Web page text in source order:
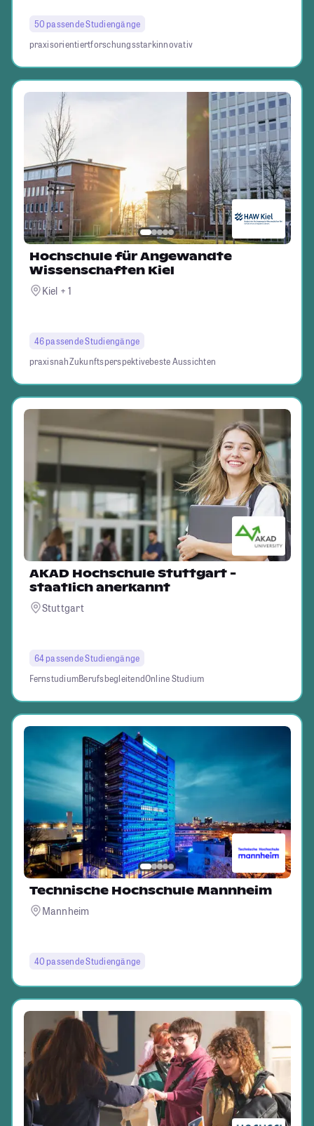
50 passende Studiengänge
praxisorientiertforschungsstarkinnovativ
Hochschule für Angewandte
Wissenschaften Kiel
Kiel + 1
46 passende Studiengänge
praxisnahZukunftsperspektivebeste Aussichten
AKAD Hochschule Stuttgart -
staatlich anerkannt
Stuttgart
64 passende Studiengänge
FernstudiumBerufsbegleitendOnline Studium
Technische Hochschule Mannheim
Mannheim
40 passende Studiengänge